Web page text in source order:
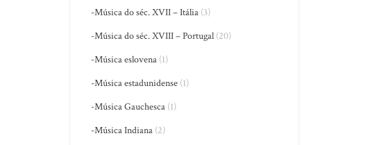
-Música do séc. XVII – Itália (3)
-Música do séc. XVIII – Portugal (20)
-Música eslovena (1)
-Música estadunidense (1)
-Música Gauchesca (1)
-Música Indiana (2)